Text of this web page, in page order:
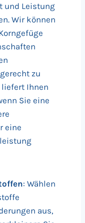
und Leistung
Wir können
zu
liefert Ihnen
Sie eine
eine
: Wählen
aus,